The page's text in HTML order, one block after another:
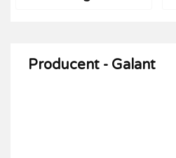
Producent - Galant